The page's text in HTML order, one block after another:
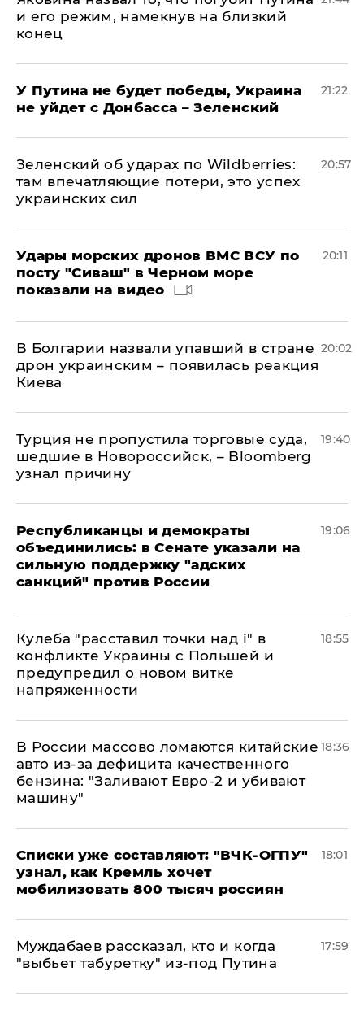
и его режим, намекнув на близкий
конец
У Путина не будет победы, Украина
не уйдет с Донбасса – Зеленский
21:22
Зеленский об ударах по Wildberries:
там впечатляющие потери, это успех
украинских сил
20:57
Удары морских дронов ВМС ВСУ по
посту "Сиваш" в Черном море
показали на видео
20:11
В Болгарии назвали упавший в стране
дрон украинским – появилась реакция
Киева
20:02
Турция не пропустила торговые суда,
шедшие в Новороссийск, – Bloomberg
узнал причину
19:40
Республиканцы и демократы
объединились: в Сенате указали на
сильную поддержку "адских
санкций" против России
19:06
Кулеба "расставил точки над і" в
конфликте Украины с Польшей и
предупредил о новом витке
напряженности
18:55
В России массово ломаются китайские
авто из-за дефицита качественного
бензина: "Заливают Евро-2 и убивают
машину"
18:36
Списки уже составляют: "ВЧК-ОГПУ"
узнал, как Кремль хочет
мобилизовать 800 тысяч россиян
18:01
Муждабаев рассказал, кто и когда
"выбьет табуретку" из-под Путина
17:59